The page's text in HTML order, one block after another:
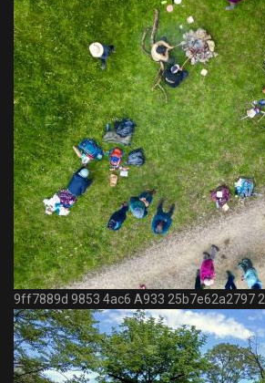
9ff7889d 9853 4ac6 A933 25b7e62a2797 2